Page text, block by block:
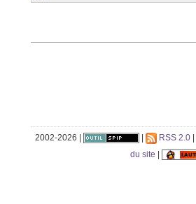
2002-2026 | RSS 2.0
du site